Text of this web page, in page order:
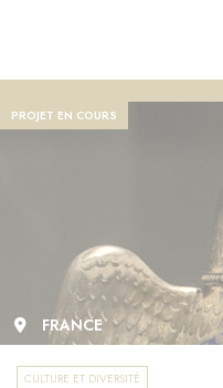
PROJET EN COURS
FRANCE
CULTURE ET DIVERSITÉ